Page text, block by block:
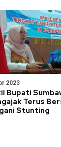
2023
Bupati
Terus
Stunting